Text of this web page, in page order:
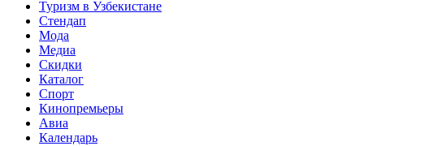
Туризм в Узбекистане
Стендап
Мода
Медиа
Скидки
Каталог
Спорт
Кинопремьеры
Авиа
Календарь